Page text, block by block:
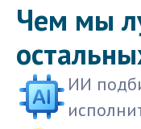
Чем мы
ИИ